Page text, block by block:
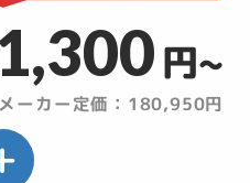
円~
メーカー定価：180,950円